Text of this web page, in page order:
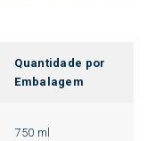
Quantidade por
Embalagem
750 ml